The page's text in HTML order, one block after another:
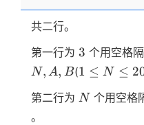
共二行。
第一行为 3
3 个用空格
N, A, B(1≤N≤200
1 ≤ N ≤
第二行为 N
N 个用空格
。